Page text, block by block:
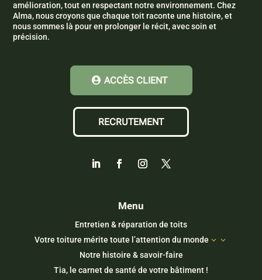
amélioration, tout en respectant notre environnement. Chez
Alma, nous croyons que chaque toit raconte une histoire, et
nous sommes là pour en prolonger le récit, avec soin et
précision.
ACCÈS CLIENT
RECRUTEMENT
Menu
Entretien & réparation de toits
Votre toiture mérite toute l’attention du monde
3
Notre histoire & savoir-faire
Tia, le carnet de santé de votre bâtiment !